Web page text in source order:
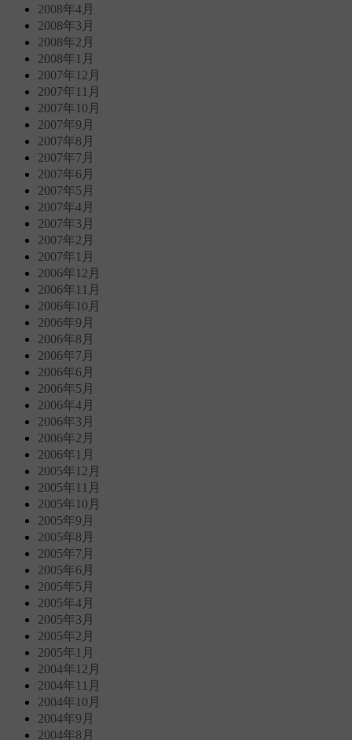
2008年4月
2008年3月
2008年2月
2008年1月
2007年12月
2007年11月
2007年10月
2007年9月
2007年8月
2007年7月
2007年6月
2007年5月
2007年4月
2007年3月
2007年2月
2007年1月
2006年12月
2006年11月
2006年10月
2006年9月
2006年8月
2006年7月
2006年6月
2006年5月
2006年4月
2006年3月
2006年2月
2006年1月
2005年12月
2005年11月
2005年10月
2005年9月
2005年8月
2005年7月
2005年6月
2005年5月
2005年4月
2005年3月
2005年2月
2005年1月
2004年12月
2004年11月
2004年10月
2004年9月
2004年8月